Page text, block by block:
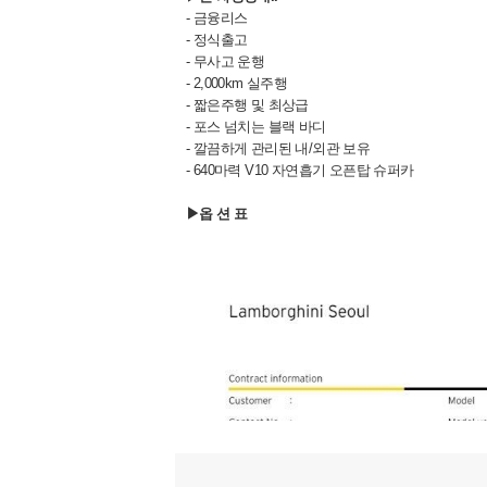
- 금융리스
- 정식출고
- 무사고 운행
- 2,000km 실주행
- 짧은주행 및 최상급
- 포스 넘치는 블랙 바디
- 깔끔하게 관리된 내/외관 보유
- 640마력 V10 자연흡기 오픈탑 슈퍼카
▶옵 션 표